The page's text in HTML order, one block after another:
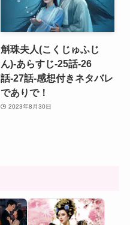
斛珠夫人(こくじゅふじ
ん)-あらすじ-25話-26
話-27話-感想付きネタバレ
でありで！
2023年8月30日